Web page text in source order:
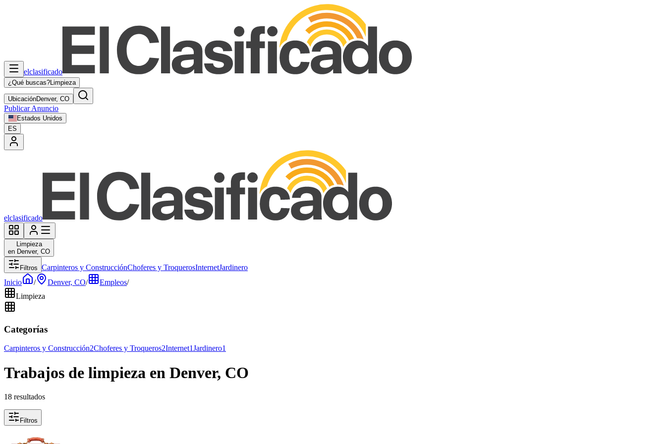
elclasificado
¿Qué buscas?Limpieza
UbicaciónDenver, CO
Publicar Anuncio
Estados Unidos
ES
elclasificado
Limpieza
en Denver, CO
Filtros Carpinteros y ConstrucciónChoferes y TroquerosInternetJardinero
Inicio
/ Denver, CO/ Empleos/
Limpieza
Categorías
Carpinteros y Construcción2Choferes y Troqueros2Internet1Jardinero1
Trabajos de limpieza en Denver, CO
18 resultados
Filtros